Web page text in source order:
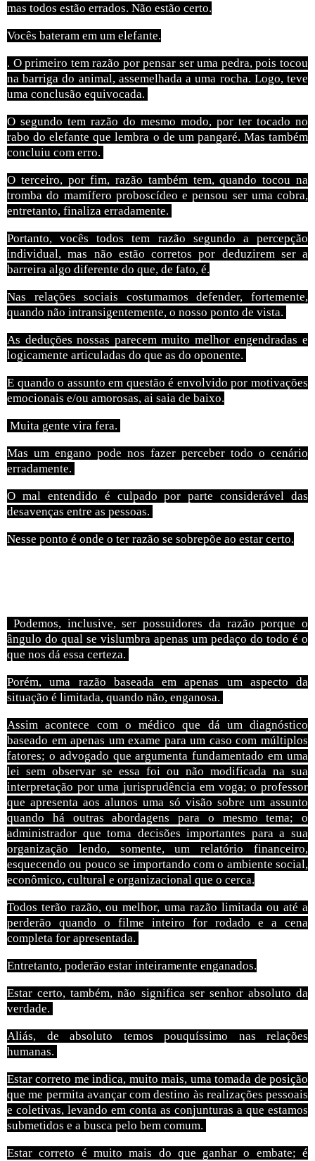
mas todos estão errados. Não estão certo.
Vocês bateram em um elefante.
. O primeiro tem razão por pensar ser uma pedra, pois tocou
na barriga do animal, assemelhada a uma rocha. Logo, teve
uma conclusão equivocada.
O segundo tem razão do mesmo modo, por ter tocado no
rabo do elefante que lembra o de um pangaré. Mas também
concluiu com erro.
O terceiro, por fim, razão também tem, quando tocou na
tromba do mamífero proboscídeo e pensou ser uma cobra,
entretanto, finaliza erradamente.
Portanto, vocês todos tem razão segundo a percepção
individual, mas não estão corretos por deduzirem ser a
barreira algo diferente do que, de fato, é.
Nas relações sociais costumamos defender, fortemente,
quando não intransigentemente, o nosso ponto de vista.
As deduções nossas parecem muito melhor engendradas e
logicamente articuladas do que as do oponente.
E quando o assunto em questão é envolvido por motivações
emocionais e/ou amorosas, ai saia de baixo.
Muita gente vira fera.
Mas um engano pode nos fazer perceber todo o cenário
erradamente.
O mal entendido é culpado por parte considerável das
desavenças entre as pessoas.
Nesse ponto é onde o ter razão se sobrepõe ao estar certo.
Podemos, inclusive, ser possuidores da razão porque o
ângulo do qual se vislumbra apenas um pedaço do todo é o
que nos dá essa certeza.
Porém, uma razão baseada em apenas um aspecto da
situação é limitada, quando não, enganosa.
Assim acontece com o médico que dá um diagnóstico
baseado em apenas um exame para um caso com múltiplos
fatores; o advogado que argumenta fundamentado em uma
lei sem observar se essa foi ou não modificada na sua
interpretação por uma jurisprudência em voga; o professor
que apresenta aos alunos uma só visão sobre um assunto
quando há outras abordagens para o mesmo tema; o
administrador que toma decisões importantes para a sua
organização lendo, somente, um relatório financeiro,
esquecendo ou pouco se importando com o ambiente social,
econômico, cultural e organizacional que o cerca.
Todos terão razão, ou melhor, uma razão limitada ou até a
perderão quando o filme inteiro for rodado e a cena
completa for apresentada.
Entretanto, poderão estar inteiramente enganados.
Estar certo, também, não significa ser senhor absoluto da
verdade.
Aliás, de absoluto temos pouquíssimo nas relações
humanas.
Estar correto me indica, muito mais, uma tomada de posição
que me permita avançar com destino às realizações pessoais
e coletivas, levando em conta as conjunturas a que estamos
submetidos e a busca pelo bem comum.
Estar correto é muito mais do que ganhar o embate; é